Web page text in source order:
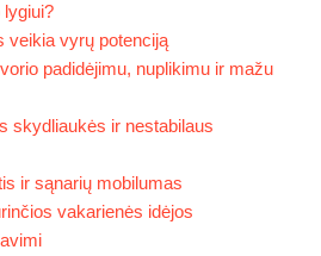
lygiui?
veikia vyrų potenciją
padidėjimu, nuplikimu ir mažu
skydliaukės ir nestabilaus
ir sąnarių mobilumas
vakarienės idėjos